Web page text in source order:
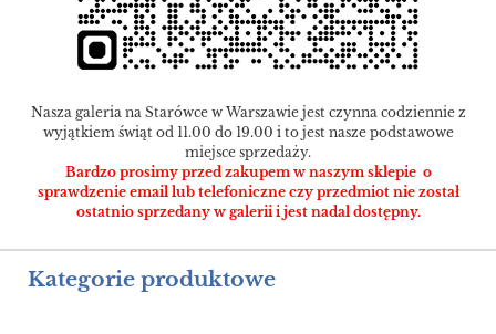
Nasza galeria na Starówce w Warszawie jest czynna codziennie z
wyjątkiem świąt od 11.00 do 19.00 i to jest nasze podstawowe
miejsce sprzedaży.
Bardzo prosimy przed zakupem w naszym sklepie o
sprawdzenie email lub telefoniczne czy przedmiot nie został
ostatnio sprzedany w galerii i jest nadal dostępny.
Kategorie produktowe